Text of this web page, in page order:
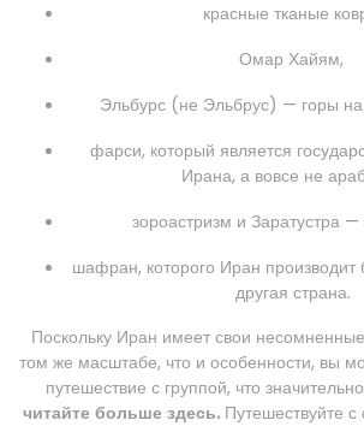
красные тканые
Омар Хайям,
Эльбурс (не Эльбрус) — горы на
фарси, который является
Ирана, а вовсе не
зороастризм и Заратустра —
шафран, которого Иран
другая страна.
Поскольку Иран имеет свои
том же масштабе, что и особенности, вы
путешествие с группой, что
читайте больше здесь. Путешествуйте